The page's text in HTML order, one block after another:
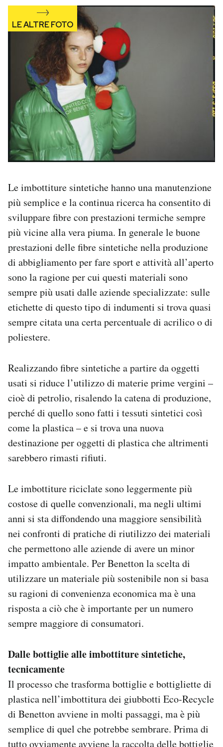
Le imbottiture sintetiche hanno una manutenzione
più semplice e la continua ricerca ha consentito di
sviluppare fibre con prestazioni termiche sempre
più vicine alla vera piuma. In generale le buone
prestazioni delle fibre sintetiche nella produzione
di abbigliamento per fare sport e attività all’aperto
sono la ragione per cui questi materiali sono
sempre più usati dalle aziende specializzate: sulle
etichette di questo tipo di indumenti si trova quasi
sempre citata una certa percentuale di acrilico o di
poliestere.
Realizzando fibre sintetiche a partire da oggetti
usati si riduce l’utilizzo di materie prime vergini –
cioè di petrolio, risalendo la catena di produzione,
perché di quello sono fatti i tessuti sintetici così
come la plastica – e si trova una nuova
destinazione per oggetti di plastica che altrimenti
sarebbero rimasti rifiuti.
Le imbottiture riciclate sono leggermente più
costose di quelle convenzionali, ma negli ultimi
anni si sta diffondendo una maggiore sensibilità
nei confronti di pratiche di riutilizzo dei materiali
che permettono alle aziende di avere un minor
impatto ambientale. Per Benetton la scelta di
utilizzare un materiale più sostenibile non si basa
su ragioni di convenienza economica ma è una
risposta a ciò che è importante per un numero
sempre maggiore di consumatori.
Dalle bottiglie alle imbottiture sintetiche,
tecnicamente
Il processo che trasforma bottiglie e bottigliette di
plastica nell’imbottitura dei giubbotti Eco-Recycle
di Benetton avviene in molti passaggi, ma è più
semplice di quel che potrebbe sembrare. Prima di
tutto ovviamente avviene la raccolta delle bottiglie